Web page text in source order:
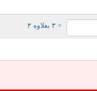
= ۳ بعلاوه ۳